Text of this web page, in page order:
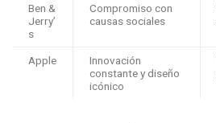
Ben &
Jerry’
s
Compromiso con
causas sociales
Apple
Innovación
constante y diseño
icónico